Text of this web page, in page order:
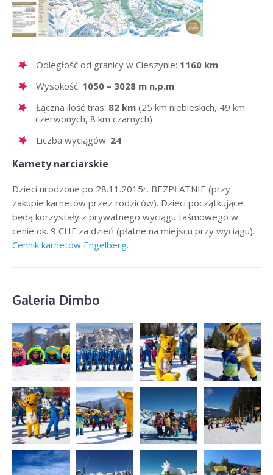
Odległość od granicy w Cieszynie: 1160 km
Wysokość: 1050 – 3028 m n.p.m
Łączna ilość tras: 82 km (25 km niebieskich, 49 km
czerwonych, 8 km czarnych)
Liczba wyciągów: 24
Karnety narciarskie
Dzieci urodzone po 28.11.2015r. BEZPŁATNIE (przy
zakupie karnetów przez rodziców). Dzieci początkujące
będą korzystały z prywatnego wyciągu taśmowego w
cenie ok. 9 CHF za dzień (płatne na miejscu przy wyciągu).
Cennik karnetów Engelberg.
Galeria Dimbo